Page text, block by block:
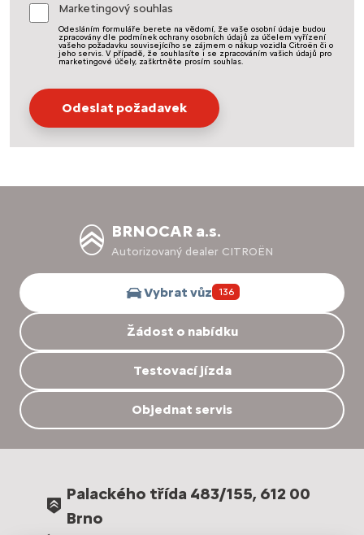
Marketingový souhlas
Odesláním formuláře berete na vědomí, že vaše osobní údaje budou
zpracovány dle podmínek ochrany osobních údajů za účelem vyřízení
vašeho požadavku souvisejícího se zájmem o nákup vozidla Citroën či o
jeho servis. V případě, že souhlasíte i se zpracováním vašich údajů pro
marketingové účely, zaškrtněte prosím souhlas.
Odeslat požadavek
BRNOCAR a.s.
Autorizovaný dealer CITROËN
Vybrat vůz 136
Žádost o nabídku
Testovací jízda
Objednat servis
Palackého třída 483/155, 612 00
Brno